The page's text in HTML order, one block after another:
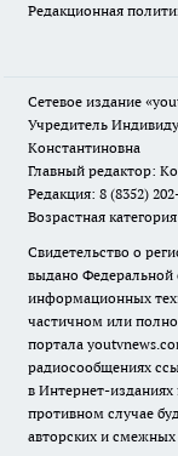
Редакционная
Сетевое издание
Учредитель
Константиновна
Главный редактор:
Редакция: 8 (8352)
Возрастная
Свидетельство о
выдано Федеральной
информационных
частичном или
портала
радиосообщениях
в Интернет-изданиях
противном случае
авторских и смежных